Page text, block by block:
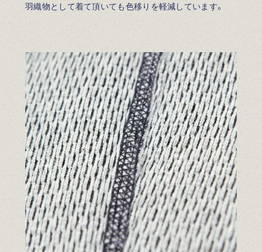
羽織物として着て頂いても色移りを軽減しています。